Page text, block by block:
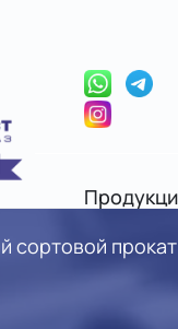
сортовой